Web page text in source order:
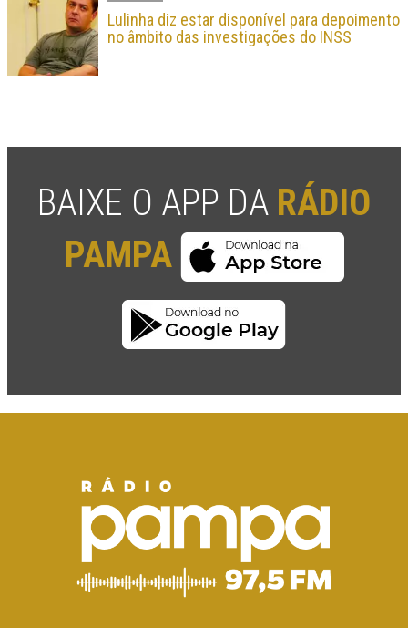
Lulinha diz estar disponível para depoimento
no âmbito das investigações do INSS
BAIXE O APP DA RÁDIO
PAMPA